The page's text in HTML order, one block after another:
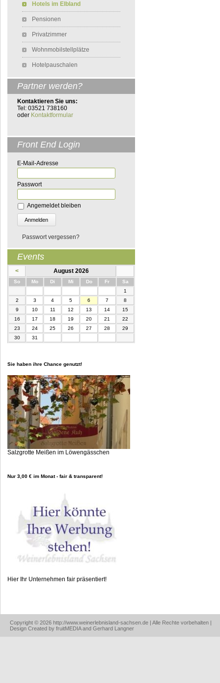
Hotels im Elbland
Pensionen
Privatzimmer
Wohnmobilstellplätze
Hotelpauschalen
Partner werden?
Kontaktieren Sie uns:
Tel: 03521 738160
oder Kontaktformular
Front End Login
E-Mail-Adresse
Passwort
Angemeldet bleiben
Passwort vergessen?
Events
< August 2026
SonntagMontag Di enstagMittwochDonnerstag
Freitag Samstag
1
2
3 4 5 6 7
8
9
10 11 12 13 14
15
16
17 18 19 20 21
22
23
24 25 26 27 28
29
30
31
Sie haben ihre Chance genutzt!
Salzgrotte Meißen im Löwengässchen
Nur 3,00 € im Monat - fair & transparent!
Hier Ihr Unternehmen fair präsentiert!
Copyright © 2026 http://www.weinerlebnisland-sachsen.de | Alle Rechte vorbehalten |
Design Created by fruitMEDIA and Gerhard Langner